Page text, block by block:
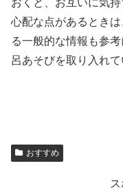
おくと、お互いに気
心配な点があるとき
る一般的な情報も参
呂あそびを取り入れて
おすすめ